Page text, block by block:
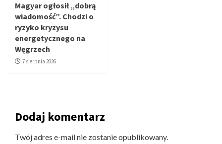
Magyar ogłosił „dobrą
wiadomość”. Chodzi o
ryzyko kryzysu
energetycznego na
Węgrzech
7 sierpnia 2026
Dodaj komentarz
Twój adres e-mail nie zostanie opublikowany.